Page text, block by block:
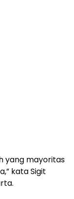
yang mayoritas
kata Sigit